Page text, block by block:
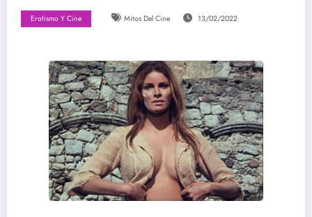
Erotismo Y Cine Mitos Del Cine 13/02/2022